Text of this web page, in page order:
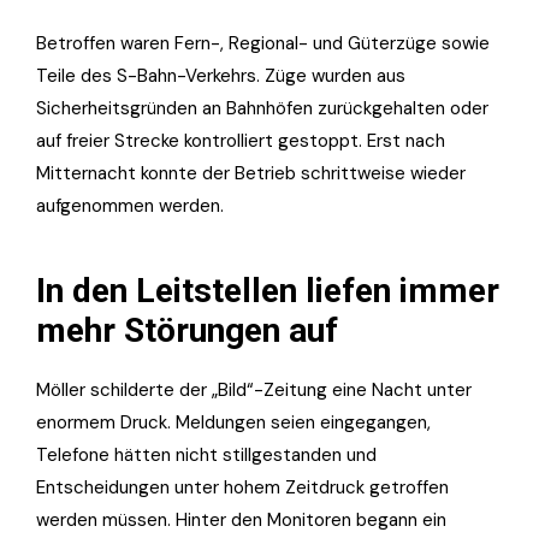
Betroffen waren Fern-, Regional- und Güterzüge sowie
Teile des S-Bahn-Verkehrs. Züge wurden aus
Sicherheitsgründen an Bahnhöfen zurückgehalten oder
auf freier Strecke kontrolliert gestoppt. Erst nach
Mitternacht konnte der Betrieb schrittweise wieder
aufgenommen werden.
In den Leitstellen liefen immer
mehr Störungen auf
Möller schilderte der „Bild“-Zeitung eine Nacht unter
enormem Druck. Meldungen seien eingegangen,
Telefone hätten nicht stillgestanden und
Entscheidungen unter hohem Zeitdruck getroffen
werden müssen. Hinter den Monitoren begann ein